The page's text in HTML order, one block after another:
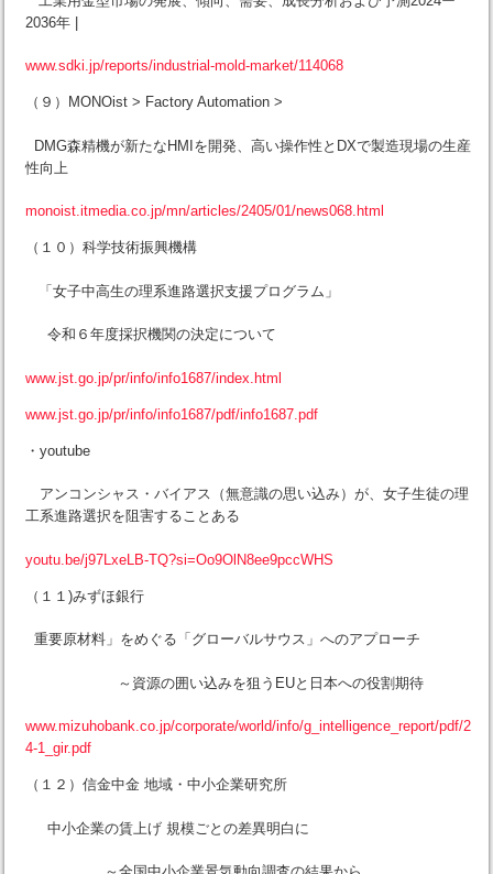
2036年 |
www.sdki.jp/reports/industrial-mold-market/114068
（９）MONOist > Factory Automation >
DMG森精機が新たなHMIを開発、高い操作性とDXで製造現場の生産
性向上
monoist.itmedia.co.jp/mn/articles/2405/01/news068.html
（１０）科学技術振興機構
「女子中高生の理系進路選択支援プログラム」
令和６年度採択機関の決定について
www.jst.go.jp/pr/info/info1687/index.html
www.jst.go.jp/pr/info/info1687/pdf/info1687.pdf
・youtube
アンコンシャス・バイアス（無意識の思い込み）が、女子生徒の理
工系進路選択を阻害することある
youtu.be/j97LxeLB-TQ?si=Oo9OlN8ee9pccWHS
（１１)みずほ銀行
重要原材料」をめぐる「グローバルサウス」へのアプローチ
～資源の囲い込みを狙うEUと日本への役割期待
www.mizuhobank.co.jp/corporate/world/info/g_intelligence_report/pdf/2
4-1_gir.pdf
（１２）信金中金 地域・中小企業研究所
中小企業の賃上げ 規模ごとの差異明白に